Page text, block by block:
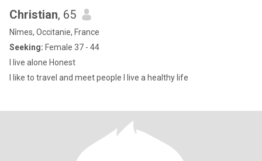
Christian, 65
Nîmes, Occitanie, France
Seeking: Female 37 - 44
I live alone Honest
I like to travel and meet people I live a healthy life